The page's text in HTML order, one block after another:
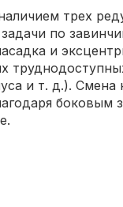
трех
по
и
и т. д.). Смена
боковым